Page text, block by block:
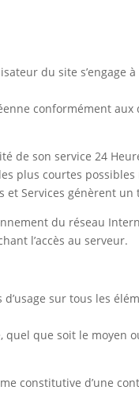
du site s’engage
conformément aux
de son service 24
plus courtes
et Services génèrent
du réseau
l’accès au serveur.
sur tous les
que soit le moyen
constitutive d’une